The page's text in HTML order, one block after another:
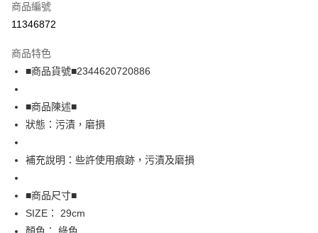
超商取貨付款
Apple Pay
街口支付
悠遊付
全盈+PAY
相關說明
AFTEE先享後付是「在收到商品之後才付款」的支付方式。 讓您購物簡單
運送方式
商品編號
11346872
商品特色
■商品貨號■2344620720886
■商品陳述■
狀態：污漬，磨損
補充說明：些許使用痕跡，污漬及磨損
■商品尺寸■
SIZE： 29cm